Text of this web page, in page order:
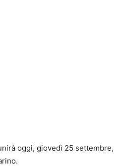
oggi, giovedì 25 settembre,